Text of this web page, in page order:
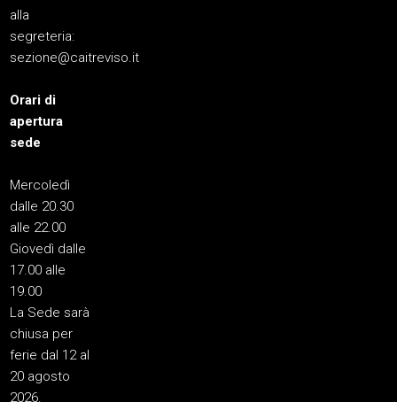
alla
segreteria:
sezione@caitreviso.it
Orari di
apertura
sede
Mercoledì
dalle 20.30
alle 22.00
Giovedì dalle
17.00 alle
19.00
La Sede sarà
chiusa per
ferie dal 12 al
20 agosto
2026.